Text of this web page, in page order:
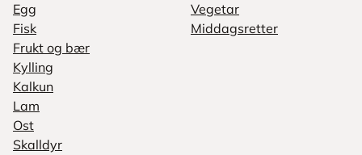
Egg
Fisk
Frukt og bær
Kylling
Kalkun
Lam
Ost
Skalldyr
Vegetar
Middagsretter